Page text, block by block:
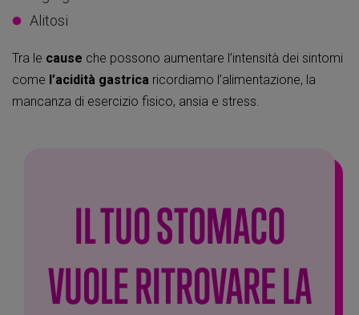
Alitosi
Tra le cause che possono aumentare l’intensità dei sintomi
come l’acidità gastrica ricordiamo l’alimentazione, la
mancanza di esercizio fisico, ansia e stress.
IL TUO STOMACO
VUOLE RITROVARE LA